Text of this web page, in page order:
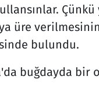
üre
bulundu.
buğdayda